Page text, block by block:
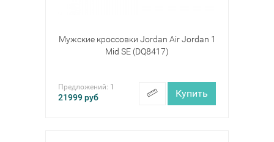
Мужские кроссовки Jordan Air Jordan 1
Mid SE (DQ8417)
Предложений: 1
21999руб Купить